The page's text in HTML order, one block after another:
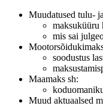
Muudatused tulu-
maksuküüru
mis sai
soodustus
Maamaks sh:
Muud aktuaalsed